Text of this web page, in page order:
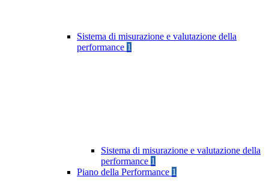
Sistema di misurazione e valutazione della
performance 1
Sistema di misurazione e valutazione della
performance 1
Piano della Performance 1